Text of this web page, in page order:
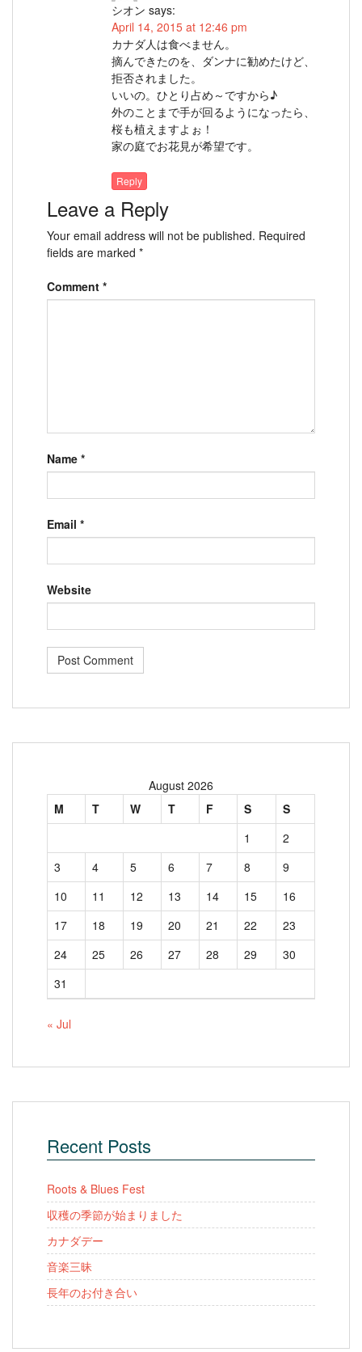
シオン says:
April 14, 2015 at 12:46 pm
カナダ人は食べません。
摘んできたのを、ダンナに勧めたけど、
拒否されました。
いいの。ひとり占め～ですから♪
外のことまで手が回るようになったら、
桜も植えますよぉ！
家の庭でお花見が希望です。
Reply
Leave a Reply
Your email address will not be published. Required
fields are marked *
Comment *
Name *
Email *
Website
August 2026
M
T W T F S
S
1
2
3
4 5 6 7 8
9
10
11 12 13 14 15
16
17
18 19 20 21 22
23
24
25 26 27 28 29
30
31
« Jul
Recent Posts
Roots & Blues Fest
収穫の季節が始まりました
カナダデー
音楽三昧
長年のお付き合い